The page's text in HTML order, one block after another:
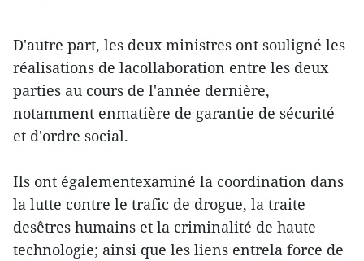
D'autre part, les deux ministres ont souligné les
réalisations de lacollaboration entre les deux
parties au cours de l'année dernière,
notamment enmatière de garantie de sécurité
et d'ordre social.
Ils ont égalementexaminé la coordination dans
la lutte contre le trafic de drogue, la traite
desêtres humains et la criminalité de haute
technologie; ainsi que les liens entrela force de